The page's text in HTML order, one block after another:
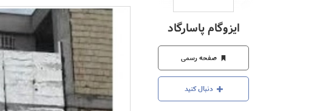
شرکت‌ها،
سازمان‌ها
و
روابط
عمومی‌ها
ایزوگام پاسارگاد
صفحه رسمی
دنبال کنید